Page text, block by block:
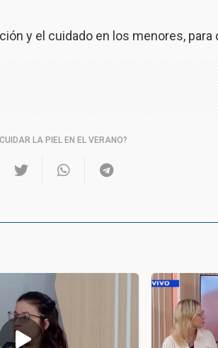
y el cuidado en los menores, para
LA PIEL EN EL VERANO?